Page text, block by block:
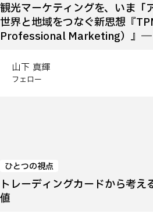
観光マーケティングを、いま
世界と地域をつなぐ新思想『
Professional Marketing）』―
山下 真輝
フェロー
ひとつの視点
トレーディングカードから考え
値